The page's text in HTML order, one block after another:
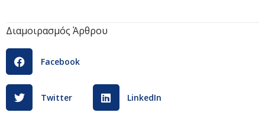
Διαμοιρασμός Άρθρου
Facebook
Twitter LinkedIn